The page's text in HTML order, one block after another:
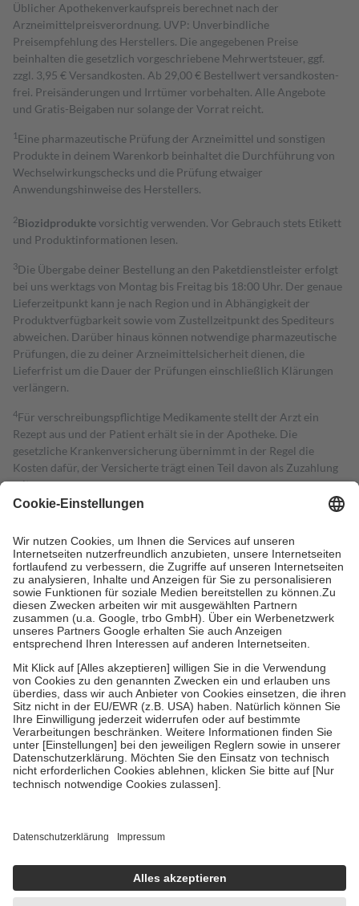
Üblicher Apothekenverkaufspreis berechnet nach der
Arzneimittelpreisverordnung. UVP: Unverbindliche
Preisempfehlung des Herstellers. Die angegebenen Preise
beinhalten die gesetzlich vorgeschriebene Mehrwertsteuer, ggf.
zzgl. 3,95 € Versandkosten. Ab 29,00 € Bestell­wert versand­kosten­
frei. Preisänderungen und Irrtümer vorbehalten. Alle Angebote
und Gratis-Beigaben nur solange der Vorrat reicht.
1 Eine pharmazeutische Prüfung der Arzneimittel und sonstigen
Produkte in deinem Warenkorb beinhaltet die Durchführung von
Wechselwirkungschecks und die Prüfung etwaiger
Anwendungshinweise des Herstellers.
2Biozidproduktevorsichtig verwenden. Vor Gebrauch stets Etikett
und Produktinformationen lesen.
3Die Übergabe deiner Bestellung an den Paketdienstleister erfolgt
bei uns werktags von Montag bis Freitag bis 18:00 Uhr. Der genaue
Lieferzeitpunkt kann je nach Region und in Abhängigkeit der
Produktverfügbarkeit sowie vom Zustellzeitpunkt des Spediteurs
abweichen. Darüber hinaus können notwendige pharmazeutische
Prüfungen, die zu deiner Arzneimittelsicherheit dienen, die
Lieferfrist um die Dauer der Prüfungen einschließlich Klärungen
verlängern.
4Für verschreibungspflichtige Medikamente stellt der Arzt ein
Rezept aus und der Patient erhält sie in der Apotheke. Die
gesetzliche Krankenversicherung übernimmt in der Regel die
Kosten dafür, der Versicherte trägt einen Teil davon als Zuzahlung
mit.
Grundsätzlich leisten Mitglieder Zuzahlungen in Höhe von zehn
höchstens zehn Euro.
Es sind jedoch nie mehr als die tatsächlichen
Kosten der Leistung zu entrichten.
Diese Regeln gelten grundsätzlich auch für Online-Apotheken.
Bei Heilmitteln und häuslicher Krankenpflege beträgt die
Zuzahlung zehn Prozent der Kosten sowie zehn Euro je
Verordnung.
Um das Engagement der Versicherten für ihre eigene Gesundheit zu
stärken und die besondere Stellung der Familie zu unterstützen,
fallenkeine Zuzahlungenan bei:
• Kindern und Jugendlichen bis zum vollendeten 18. Lebensjahr
mit Ausnahme der Fahrkosten
• Untersuchungen zur Vorsorge und Früherkennung, die von der
GKV getragen werden
• empfohlenen Schutzimpfungen
• Harn- und Blutteststreifen
getroffen, um sicherzustellen, dass es sich um echte Bewertungen
https://help.etrusted.com/hc/de/articles/4419944605341
Einige Bilder und Inhalte wurden unter Zuhilfenahme künstlicher